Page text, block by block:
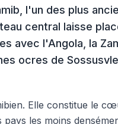
l'un des plus
central laisse
avec l'Angola, la
ocres de
Elle constitue le
les moins